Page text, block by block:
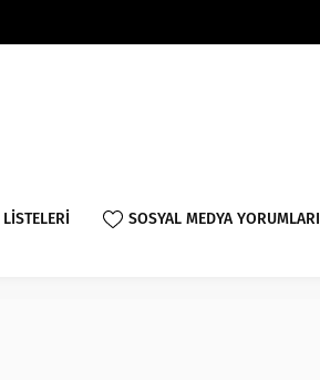
SOSYAL MEDYA YORUMLARI